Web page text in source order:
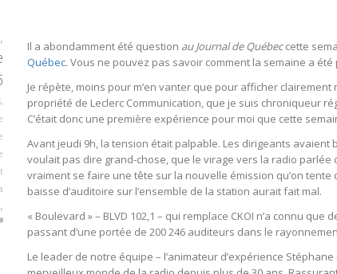
,
,
,
Il a abondamment été question au Journal de Québeccette
Québec. Vous ne pouvez pas savoir comment la semaine a
Je répète, moins pour m’en vanter que pour afficher clairement
propriété de Leclerc Communication, que je suis chroniqueur
C’était donc une première expérience pour moi que cette
Avant jeudi 9h, la tension était palpable. Les dirigeants
voulait pas dire grand-chose, que le virage vers la radio parlée
vraiment se faire une tête sur la nouvelle émission qu’on tente
baisse d’auditoire sur l’ensemble de la station aurait fait mal.
« Boulevard » – BLVD 102,1 – qui remplace CKOI n’a connu
passant d’une portée de 200 246 auditeurs dans le
Le leader de notre équipe – l’animateur d’expérience